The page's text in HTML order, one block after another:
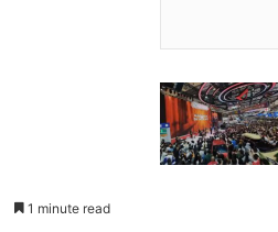
1 minute read